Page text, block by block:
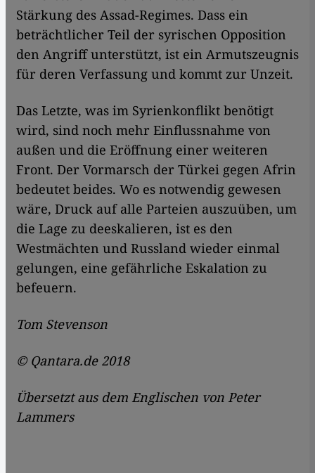
Stärkung des Assad-Regimes. Dass ein
beträchtlicher Teil der syrischen Opposition
den Angriff unterstützt, ist ein Armutszeugnis
für deren Verfassung und kommt zur Unzeit.
Das Letzte, was im Syrienkonflikt benötigt
wird, sind noch mehr Einflussnahme von
außen und die Eröffnung einer weiteren
Front. Der Vormarsch der Türkei gegen Afrin
bedeutet beides. Wo es notwendig gewesen
wäre, Druck auf alle Parteien auszuüben, um
die Lage zu deeskalieren, ist es den
Westmächten und Russland wieder einmal
gelungen, eine gefährliche Eskalation zu
befeuern.
Tom Stevenson
© Qantara.de 2018
Übersetzt aus dem Englischen von Peter
Lammers